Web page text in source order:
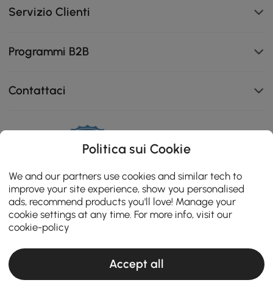
Servizio Clienti
Programmi B2B
Contattaci
111K
star
rating
ZERTIFIZIERTE BEWERTUNGEN
Politica sui Cookie
We and our partners use cookies and similar tech to
improve your site experience, show you personalised
ads, recommend products you'll love! Manage your
cookie settings at any time. For more info, visit our
cookie-policy
Accept all